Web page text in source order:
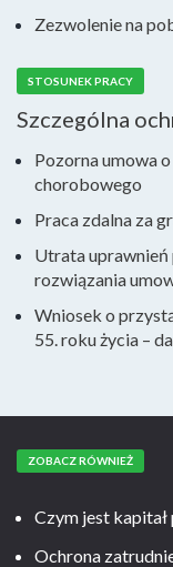
Zezwolenie na
STOSUNEK PRACY
Szczególna
Pozorna umowa
chorobowego
Praca zdalna za
Utrata
rozwiązania
Wniosek o
55. roku życia –
ZOBACZ RÓWNIEŻ
Czym jest
Ochrona